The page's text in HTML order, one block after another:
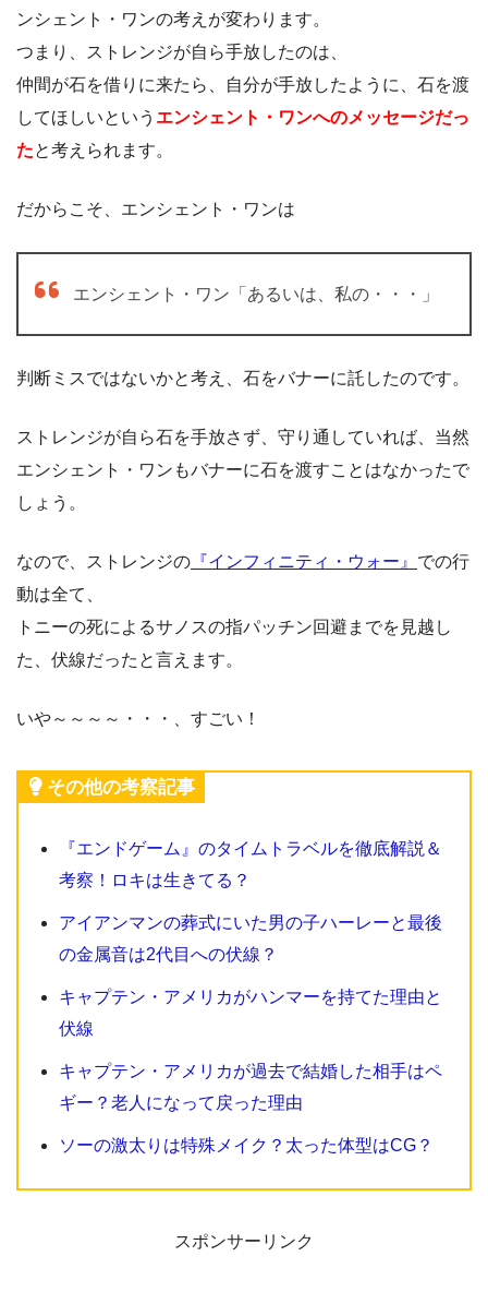
ンシェント・ワンの考えが変わります。
つまり、ストレンジが自ら手放したのは、
仲間が石を借りに来たら、自分が手放したように、石を渡
してほしいという エンシェント・ワンへのメッセージだっ
たと考えられます。
だからこそ、エンシェント・ワンは
エンシェント・ワン「あるいは、私の・・・」
判断ミスではないかと考え、石をバナーに託したのです。
ストレンジが自ら石を手放さず、守り通していれば、当然
エンシェント・ワンもバナーに石を渡すことはなかったで
しょう。
なので、ストレンジの 『インフィニティ・ウォー』 での行
動は全て、
トニーの死によるサノスの指パッチン回避までを見越し
た、伏線だったと言えます。
いや～～～～・・・、すごい！
その他の考察記事
『エンドゲーム』のタイムトラベルを徹底解説＆
考察！ロキは生きてる？
アイアンマンの葬式にいた男の子ハーレーと最後
の金属音は2代目への伏線？
キャプテン・アメリカがハンマーを持てた理由と
伏線
キャプテン・アメリカが過去で結婚した相手はペ
ギー？老人になって戻った理由
ソーの激太りは特殊メイク？太った体型はCG？
スポンサーリンク